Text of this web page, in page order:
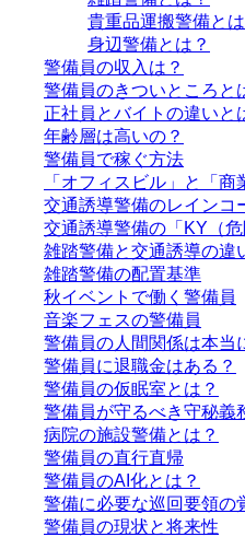
貴重品運搬警備とは
身辺警備とは？
警備員の収入は？
警備員のきついところと
正社員とバイトの違いと
年齢層は高いの？
警備員で稼ぐ方法
「オフィスビル」と「
交通誘導警備のレインコ
交通誘導警備の「KY（
雑踏警備と交通誘導の違
雑踏警備の配置基準
秋イベントで働く警備員
音楽フェスの警備員
警備員の人間関係は本当
警備員に退職金はある？
警備員の仮眠室とは？
警備員が守るべき守秘義
病院の施設警備とは？
警備員の直行直帰
警備員のAI化とは？
警備に必要な巡回要領の
警備員の現状と将来性